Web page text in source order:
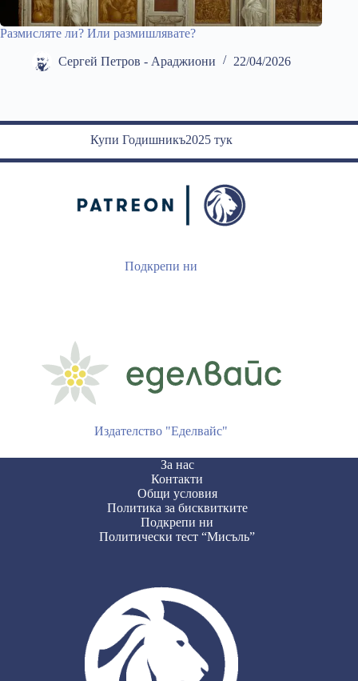
Размисляте ли? Или размишлявате?
Сергей Петров - Араджиони 22/04/2026
Купи Годишникъ2025 тук
Подкрепи ни
Издателство "Еделвайс"
За нас
Контакти
Общи условия
Политика за бисквитките
Подкрепи ни
Политически тест “Мисъль”